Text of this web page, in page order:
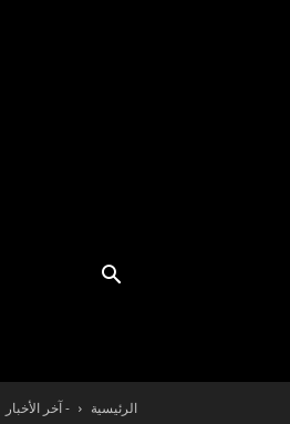
الرئيسية - آخر الأخبار